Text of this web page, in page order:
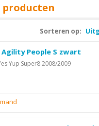
Sorteren op:
People S zwart
Yup Super8 2008/2009